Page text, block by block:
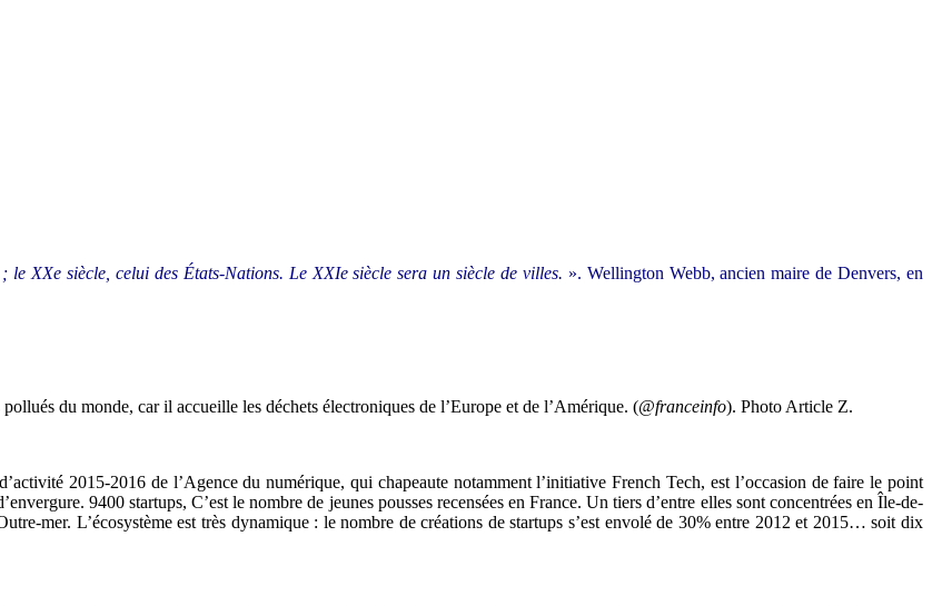
le XXe siècle, celui des États-Nations. Le XXIe siècle sera un siècle de villes. ». Wellington Webb, ancien maire de Denvers, en
du monde, car il accueille les déchets électroniques de l’Europe et de l’Amérique. (@franceinfo). Photo Article Z.
2015-2016 de l’Agence du numérique, qui chapeaute notamment l’initiative French Tech, est l’occasion de faire le point
9400 startups, C’est le nombre de jeunes pousses recensées en France. Un tiers d’entre elles sont concentrées en Île-de-
mer. L’écosystème est très dynamique : le nombre de créations de startups s’est envolé de 30% entre 2012 et 2015… soit dix